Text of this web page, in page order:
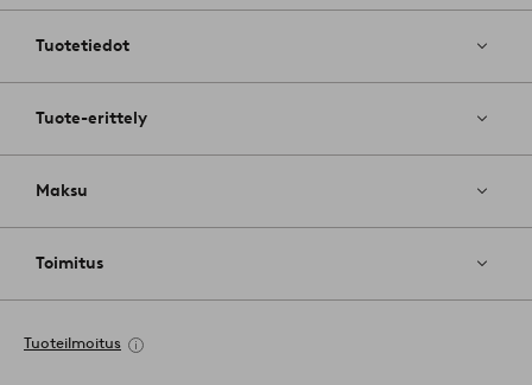
Tuotetiedot
Tuote-erittely
Maksu
Toimitus
Tuoteilmoitus